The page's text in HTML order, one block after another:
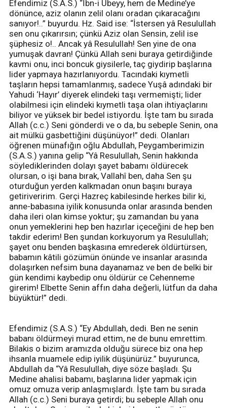
Efendimiz (S.A.S.) “İbn-i Übeyy, hem de Medine’ye
dönünce, aziz olanın zelil olanı oradan çıkaracağını
sanıyor!..” buyurdu. Hz. Said ise: “İstersen yâ Resulullah
sen onu çıkarırsın; çünkü Aziz olan Sensin, zelil ise
şüphesiz o!.. Ancak yâ Resulullah! Sen yine de ona
yumuşak davran! Çünkü Allah seni buraya getirdiğinde
kavmi onu, inci boncuk giysilerle, taç giydirip başlarına
lider yapmaya hazırlanıyordu. Tacındaki kıymetli
taşların hepsi tamamlanmış, sadece Yuşâ adındaki bir
Yahudi ‘Hayır’ diyerek elindeki taşı vermemişti; lider
olabilmesi için elindeki kıymetli taşa olan ihtiyaçlarını
biliyor ve yüksek bir bedel istiyordu. İşte tam bu sırada
Allah (c.c.) Seni gönderdi ve o da, bu sebeple Senin, ona
ait mülkü gasbettiğini düşünüyor!” dedi. Olanları
öğrenen münafığın oğlu Abdullah, Peygamberimizin
(S.A.S.) yanına gelip “Yâ Resulullah, Senin hakkında
söylediklerinden dolayı şayet babamı öldürecek
olursan, o işi bana bırak, Vallahî ben, daha Sen şu
oturduğun yerden kalkmadan onun başını buraya
getiriveririm. Gerçi Hazreç kabilesinde herkes bilir ki,
anne-babasına iyilik konusunda onlar arasında benden
daha ileri olan kimse yoktur; şu zamandan bu yana
onun yemeklerini hep ben hazırlar içeceğini de hep ben
takdir ederim! Ben şundan korkuyorum ya Resulullah;
şayet onu benden başkasına emrederek öldürtürsen,
babamın kâtili gözümün önünde ve insanlar arasında
dolaşırken nefsim buna dayanamaz ve ben de belki bir
gün kendimi kaybedip onu öldürür ce Cehenneme
girerim! Elbette Senin affın daha değerli, lütfun da daha
büyüktür!” dedi.
Efendimiz (S.A.S.) “Ey Abdullah, dedi. Ben ne senin
babanı öldürmeyi murad ettim, ne de bunu emrettim.
Bilakis o bizim aramızda olduğu sürece biz ona hep
ihsanla muamele edip iyilik düşünürüz.” buyurunca,
Abdullah da “Yâ Resulullah, diye söze başladı. Şu
Medine ahalisi babamı, başlarına lider yapmak için
omuz omuza verip anlaşmışlardı. İşte tam bu sırada
Allah (c.c.) Seni buraya getirdi; bu sebeple Allah onu